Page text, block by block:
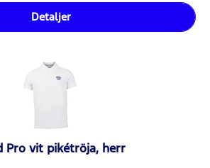
Detaljer
Pro vit pikétröja, herr